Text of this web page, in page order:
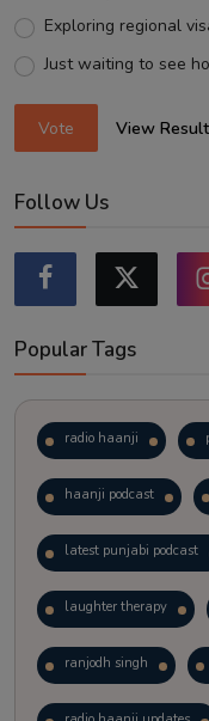
Exploring regional
Just waiting to see
Vote View
Follow Us
Popular Tags
radio haanji
haanji podcast
latest punjabi podcast
laughter therapy
ranjodh singh